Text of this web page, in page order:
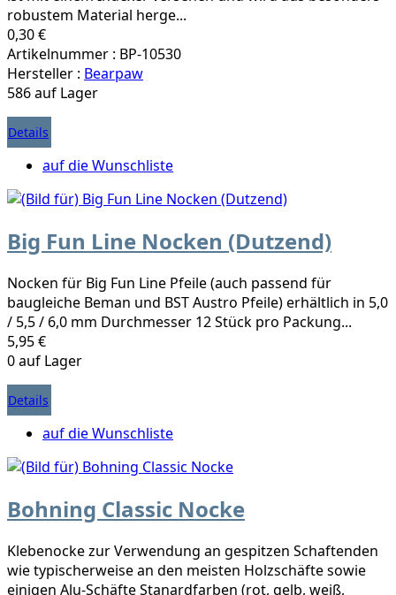
robustem Material herge...
0,30 €
Artikelnummer : BP-10530
Hersteller : Bearpaw
586 auf Lager
Details
auf die Wunschliste
Big Fun Line Nocken (Dutzend)
Nocken für Big Fun Line Pfeile (auch passend für
baugleiche Beman und BST Austro Pfeile) erhältlich in 5,0
/ 5,5 / 6,0 mm Durchmesser 12 Stück pro Packung...
5,95 €
0 auf Lager
Details
auf die Wunschliste
Bohning Classic Nocke
Klebenocke zur Verwendung an gespitzen Schaftenden
wie typischerweise an den meisten Holzschäfte sowie
einigen Alu-Schäfte Stanardfarben (rot, gelb, weiß,